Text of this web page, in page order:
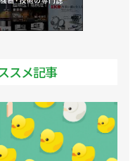
スメ記事